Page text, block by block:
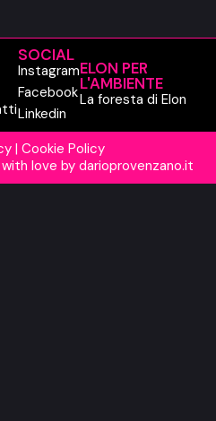
SOCIAL
Instagram
Facebook
Linkedin
ELON PER
L'AMBIENTE
La foresta di Elon
| Cookie Policy
love by darioprovenzano.it